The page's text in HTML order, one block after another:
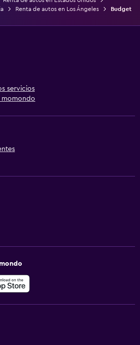
Renta de autos en Los Ángeles Budget
servicios
momondo